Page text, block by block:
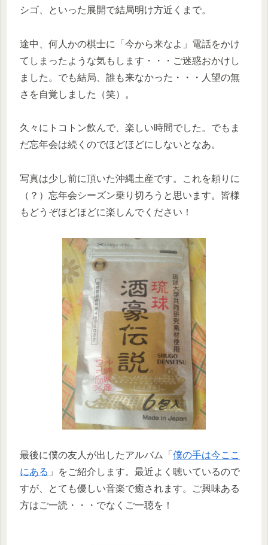
シゴ、といった展開で結局明け方近くまで。
途中、何人かの棋士に「今から来なよ」電話をかけ
てしまったような気もします・・・ご迷惑おかけし
ました。でも結局、誰も来なかった・・・人望の無
さを自覚しました（笑）。
久々にトコトン飲んで、楽しい時間でした。でもま
だ忘年会は続くのでほどほどにしないとなあ。
写真は少し前に頂いた沖縄土産です。これを頼りに
（？）忘年会シーズン乗り切ろうと思います。皆様
もどうぞほどほどに楽しんでください！
最後に僕の友人が出したアルバム「 僕の手は今ここ
にある 」をご紹介します。最近よく聴いているので
すが、とても優しい音楽で癒されます。ご興味ある
方はご一読・・・でなくご一聴を！